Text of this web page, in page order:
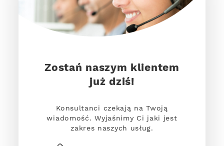
Zostań naszym klientem
już dziś!
Konsultanci czekają na Twoją
wiadomość. Wyjaśnimy Ci jaki jest
zakres naszych usług.